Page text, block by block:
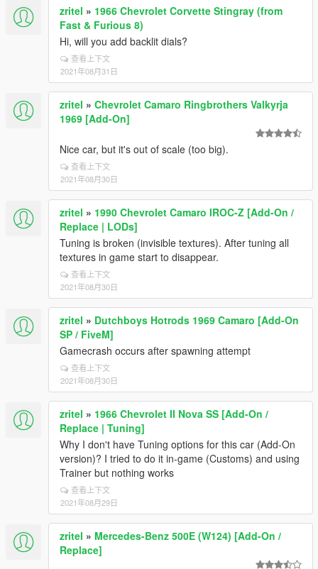
zritel » 1966 Chevrolet Corvette Stingray (from
Fast & Furious 8)
Hi, will you add backlit dials?
查看上下文
2021年08月31日
zritel » Chevrolet Camaro Ringbrothers Valkyrja
1969 [Add-On]
Nice car, but it's out of scale (too big).
查看上下文
2021年08月30日
zritel » 1990 Chevrolet Camaro IROC-Z [Add-On /
Replace | LODs]
Tuning is broken (invisible textures). After tuning all
textures in game start to disappear.
查看上下文
2021年08月30日
zritel » Dutchboys Hotrods 1969 Camaro [Add-On
SP / FiveM]
Gamecrash occurs after spawning attempt
查看上下文
2021年08月30日
zritel » 1966 Chevrolet II Nova SS [Add-On /
Replace | Tuning]
Why I don't have Tuning options for this car (Add-On
version)? I tried to do it in-game (Customs) and using
Trainer but nothing works
查看上下文
2021年08月29日
zritel » Mercedes-Benz 500E (W124) [Add-On /
Replace]